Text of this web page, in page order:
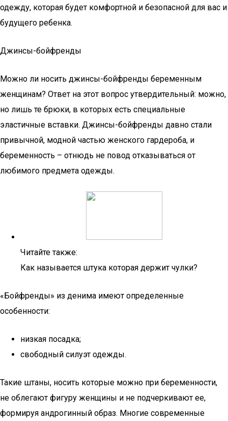
одежду, которая будет комфортной и безопасной для вас и
будущего ребенка.
Джинсы-бойфренды
Можно ли носить джинсы-бойфренды беременным
женщинам? Ответ на этот вопрос утвердительный: можно,
но лишь те брюки, в которых есть специальные
эластичные вставки. Джинсы-бойфренды давно стали
привычной, модной частью женского гардероба, и
беременность – отнюдь не повод отказываться от
любимого предмета одежды.
Читайте также:
Как называется штука которая держит чулки?
«Бойфренды» из денима имеют определенные
особенности:
низкая посадка;
свободный силуэт одежды.
Такие штаны, носить которые можно при беременности,
не облегают фигуру женщины и не подчеркивают ее,
формируя андрогинный образ. Многие современные